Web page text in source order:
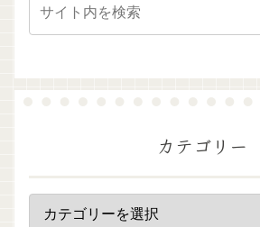
カテゴリー